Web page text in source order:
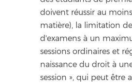
doivent réussir au
matière), la limitation
d'examens à un
sessions ordinaires et
naissance du droit à
session », qui peut être